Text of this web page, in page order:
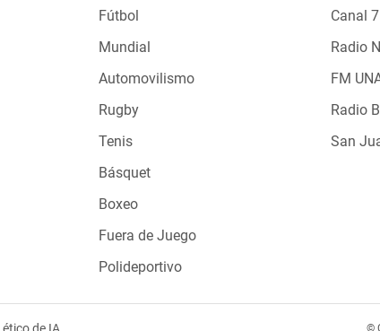
Fútbol
Mundial
Automovilismo
Rugby
Tenis
Básquet
Boxeo
Fuera de Juego
Polideportivo
Canal
Radio
FM
Radio
San
©